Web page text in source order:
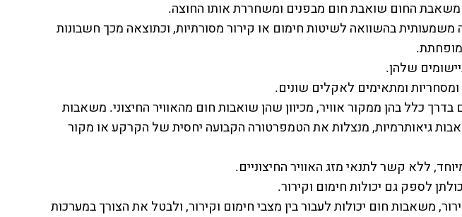
החום שואבת חום מבפנים ומשחררת אותו החוצה.
בהשוואה לשיטות חימום או קירור מסורתיות, וכתוצאה מכך חשבונות
מופחתת.
שלהן.
ומתאימים לאקלים שונים.
כלל בהן ממקור אוויר, מכיוון שהן שואבות חום מהאוויר החיצוני. משאבות
גיאותרמיות, מנצלות את הטמפרטורה הקבועה יחסית של הקרקע או מקור
ללא קשר לתנאי מזג האוויר החיצוניים.
לספק גם יכולות חימום וקירור.
משאבות חום יכולות לעבור בין מצבי חימום וקירור, ולבטל את הצורך במערכות